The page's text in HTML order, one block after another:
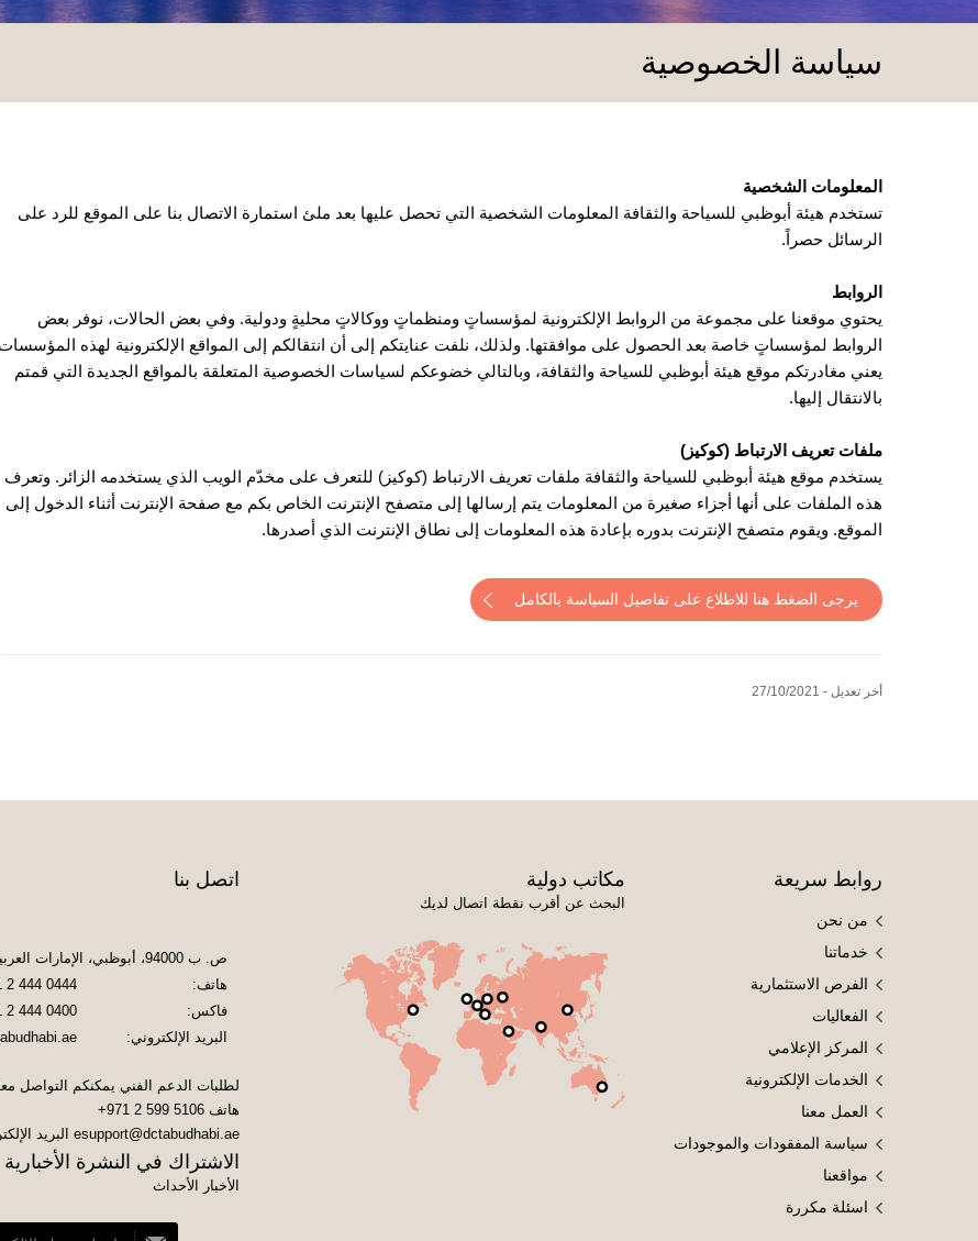
سياسة الخصوصية
المعلومات الشخصية
تستخدم هيئة أبوظبي للسياحة والثقافة المعلومات الشخصية التي تحصل عليها بعد ملئ استمارة الاتصال بنا على الموقع للرد على
الرسائل حصراً.
الروابط
يحتوي موقعنا على مجموعة من الروابط الإلكترونية لمؤسساتٍ ومنظماتٍ ووكالاتٍ محليةٍ ودولية. وفي بعض الحالات، نوفر بعض
الروابط لمؤسساتٍ خاصة بعد الحصول على موافقتها. ولذلك، نلفت عنايتكم إلى أن انتقالكم إلى المواقع الإلكترونية لهذه المؤسسات
يعني مغادرتكم موقع هيئة أبوظبي للسياحة والثقافة، وبالتالي خضوعكم لسياسات الخصوصية المتعلقة بالمواقع الجديدة التي قمتم
بالانتقال إليها.
ملفات تعريف الارتباط (كوكيز)
يستخدم موقع هيئة أبوظبي للسياحة والثقافة ملفات تعريف الارتباط (كوكيز) للتعرف على مخدّم الويب الذي يستخدمه الزائر. وتعرف
هذه الملفات على أنها أجزاء صغيرة من المعلومات يتم إرسالها إلى متصفح الإنترنت الخاص بكم مع صفحة الإنترنت أثناء الدخول إلى
الموقع. ويقوم متصفح الإنترنت بدوره بإعادة هذه المعلومات إلى نطاق الإنترنت الذي أصدرها.
يرجى الضغط هنا للاطلاع على تفاصيل السياسة بالكامل
أخر تعديل - 27/10/2021
روابط سريعة
من نحن
خدماتنا
الفرص الاستثمارية
الفعاليات
المركز الإعلامي
الخدمات الإلكترونية
العمل معنا
سياسة المفقودات والموجودات
مواقعنا
اسئلة مكررة
مكاتب دولية
البحث عن أقرب نقطة اتصال لديك
اتصل بنا
ص. ب 94000، أبوظبي، الإمارات العربية المتحدة
هاتف:
2 444 0444
فاكس:
2 444 0400
البريد الإلكتروني:
لطلبات الدعم الفني يمكنكم التواصل
هاتف +971 2 599 5106
esupport@dctabudhabi.ae البريد
الاشتراك في النشرة الأخبارية
الأخبار الأحداث